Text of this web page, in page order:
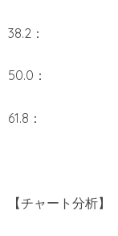
38.2：
50.0：
61.8：
【チャート分析】